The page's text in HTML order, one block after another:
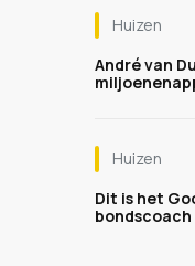
Huizen
André van
Huizen
Dit is het
bondscoach